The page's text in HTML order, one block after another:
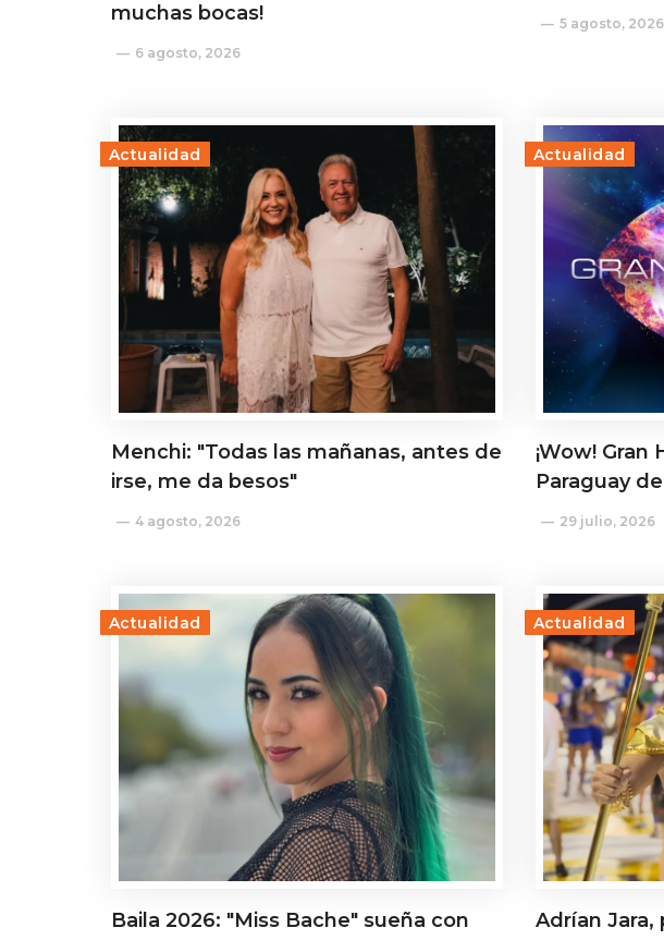
muchas bocas!
6 agosto, 2026
5 agosto, 2026
Actualidad
Menchi: "Todas las mañanas, antes de
irse, me da besos"
4 agosto, 2026
Actualidad
¡Wow!
Paraguay
29 julio, 2026
Actualidad
Baila 2026: "Miss Bache" sueña con
Actualidad
Adrían